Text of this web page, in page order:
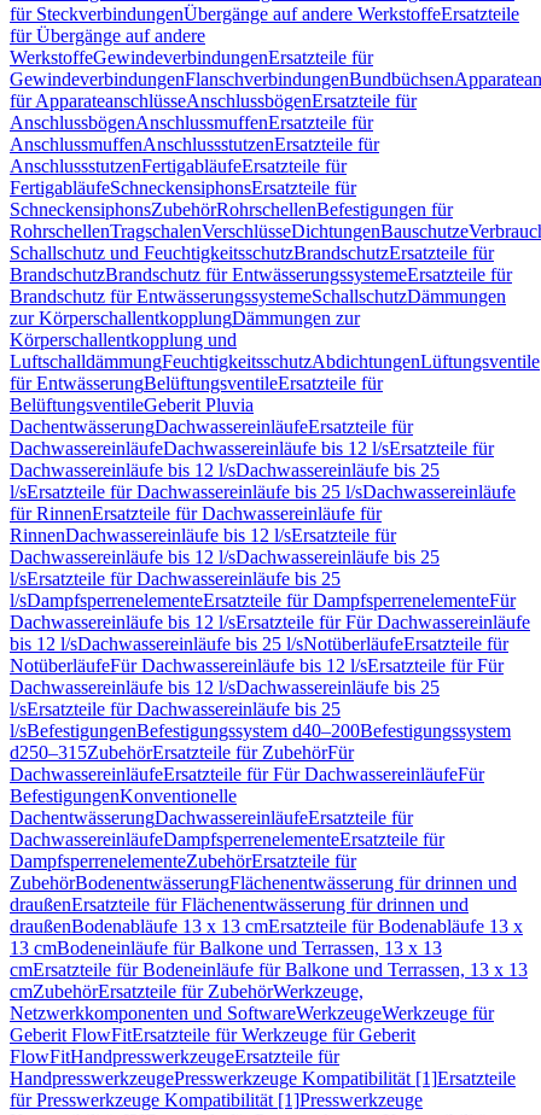
für SteckverbindungenÜbergänge auf andere WerkstoffeErsatzteile
für Übergänge auf andere
WerkstoffeGewindeverbindungenErsatzteile für
GewindeverbindungenFlanschverbindungenBundbüchsen
für ApparateanschlüsseAnschlussbögenErsatzteile für
AnschlussbögenAnschlussmuffenErsatzteile für
AnschlussmuffenAnschlussstutzenErsatzteile für
AnschlussstutzenFertigabläufeErsatzteile für
FertigabläufeSchneckensiphonsErsatzteile für
SchneckensiphonsZubehörRohrschellenBefestigungen für
RohrschellenTragschalenVerschlüsseDichtungenBauschutze
Schallschutz und FeuchtigkeitsschutzBrandschutzErsatzteile für
BrandschutzBrandschutz für EntwässerungssystemeErsatzteile für
Brandschutz für EntwässerungssystemeSchallschutzDämmungen
zur KörperschallentkopplungDämmungen zur
Körperschallentkopplung und
LuftschalldämmungFeuchtigkeitsschutzAbdichtungenLüftungsventile
für EntwässerungBelüftungsventileErsatzteile für
BelüftungsventileGeberit Pluvia
DachentwässerungDachwassereinläufeErsatzteile für
DachwassereinläufeDachwassereinläufe bis 12 l/sErsatzteile für
Dachwassereinläufe bis 12 l/sDachwassereinläufe bis 25
l/sErsatzteile für Dachwassereinläufe bis 25 l/sDachwassereinläufe
für RinnenErsatzteile für Dachwassereinläufe für
RinnenDachwassereinläufe bis 12 l/sErsatzteile für
Dachwassereinläufe bis 12 l/sDachwassereinläufe bis 25
l/sErsatzteile für Dachwassereinläufe bis 25
l/sDampfsperrenelementeErsatzteile für DampfsperrenelementeFür
Dachwassereinläufe bis 12 l/sErsatzteile für Für Dachwassereinläufe
bis 12 l/sDachwassereinläufe bis 25 l/sNotüberläufeErsatzteile für
NotüberläufeFür Dachwassereinläufe bis 12 l/sErsatzteile für Für
Dachwassereinläufe bis 12 l/sDachwassereinläufe bis 25
l/sErsatzteile für Dachwassereinläufe bis 25
l/sBefestigungenBefestigungssystem d40–200Befestigungssystem
d250–315ZubehörErsatzteile für ZubehörFür
DachwassereinläufeErsatzteile für Für DachwassereinläufeFür
BefestigungenKonventionelle
DachentwässerungDachwassereinläufeErsatzteile für
DachwassereinläufeDampfsperrenelementeErsatzteile für
DampfsperrenelementeZubehörErsatzteile für
ZubehörBodenentwässerungFlächenentwässerung für drinnen und
draußenErsatzteile für Flächenentwässerung für drinnen und
draußenBodenabläufe 13 x 13 cmErsatzteile für Bodenabläufe 13 x
13 cmBodeneinläufe für Balkone und Terrassen, 13 x 13
cmErsatzteile für Bodeneinläufe für Balkone und Terrassen, 13 x 13
cmZubehörErsatzteile für ZubehörWerkzeuge,
Netzwerkkomponenten und SoftwareWerkzeugeWerkzeuge für
Geberit FlowFitErsatzteile für Werkzeuge für Geberit
FlowFitHandpresswerkzeugeErsatzteile für
HandpresswerkzeugePresswerkzeuge Kompatibilität [1]Ersatzteile
für Presswerkzeuge Kompatibilität [1]Presswerkzeuge